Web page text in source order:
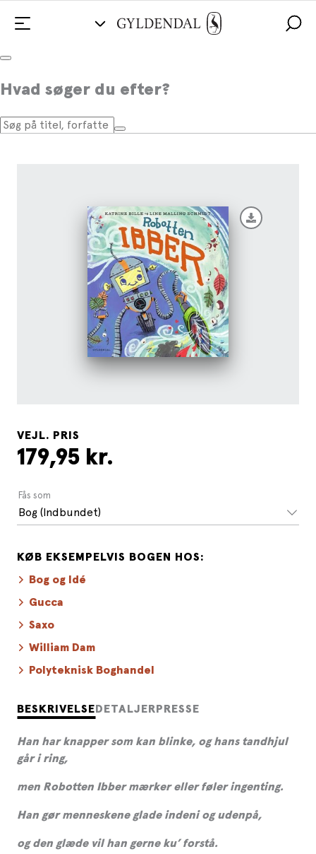
Hvad søger du efter?
Robotten Ibber
BESKRIVELSE DETALJER PRESSE
Han har knapper som kan blinke, og hans tandhjul
går i ring,
men Robotten Ibber mærker eller føler ingenting.
Han gør menneskene glade indeni og udenpå,
og den glæde vil han gerne ku’ forstå.
VEJL. PRIS
179,95 kr.
Fås som
Bog (Indbundet)
KØB EKSEMPELVIS BOGEN HOS:
Bog og Idé
Gucca
Saxo
William Dam
Polyteknisk Boghandel